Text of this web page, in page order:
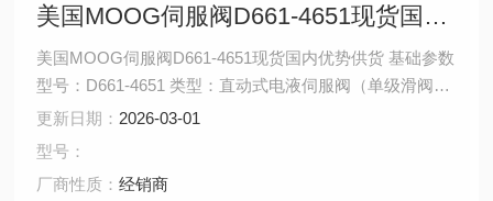
美国MOOG伺服阀D661-4651现货国内优势供货
美国MOOG伺服阀D661-4651现货国内优势供货 基础参数
型号：D661-4651 类型：直动式电液伺服阀（单级滑阀设
计） 额定流量： 40 L/min @ 70 bar（典型值，需查压差-
更新日期： 2026-03-01
型号：
厂商性质：经销商